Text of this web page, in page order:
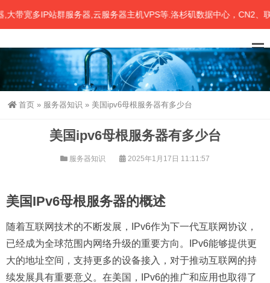
多IP站群服务器,云服务器主机VPS等.洛杉矶数据中心，CN2、联通
首页 » 服务器知识 » 美国ipv6母根服务器有多少台
美国ipv6母根服务器有多少台
服务器知识 2025年1月17日 11:11:57
美国IPv6母根服务器的概述
随着互联网技术的不断发展，IPv6作为下一代互联网协议，
已经成为全球范围内网络升级的重要方向。IPv6能够提供更
大的地址空间，支持更多的设备接入，对于推动互联网的持
续发展具有重要意义。在美国，IPv6的推广和应用也取得了